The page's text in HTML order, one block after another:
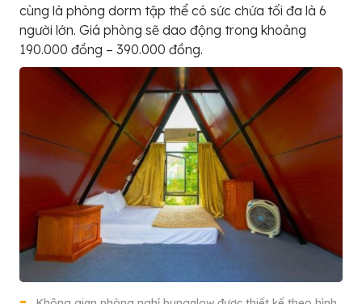
cùng là phòng dorm tập thể có sức chứa tối đa là 6
người lớn. Giá phòng sẽ dao động trong khoảng
190.000 đồng – 390.000 đồng.